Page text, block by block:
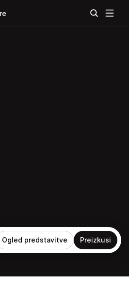
Ogled predstavitve Preizkusi